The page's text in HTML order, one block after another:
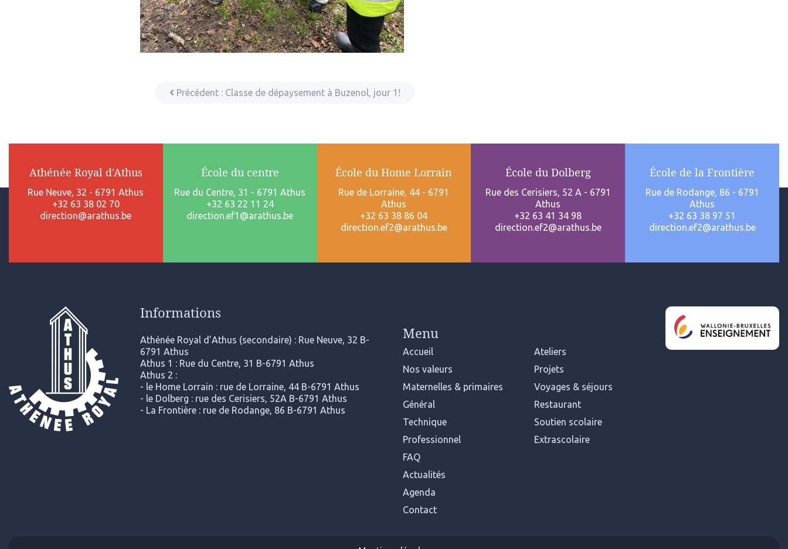
Précédent : Classe de dépaysement à Buzenol, jour 1!
Athénée Royal d'Athus
Rue Neuve, 32 - 6791 Athus
+32 63 38 02 70
direction@arathus.be
École du centre
Rue du Centre, 31 - 6791 Athus
+32 63 22 11 24
direction.ef1@arathus.be
École du Home Lorrain
Rue de Lorraine, 44 - 6791
Athus
+32 63 38 86 04
direction.ef2@arathus.be
École du Dolberg
Rue des Cerisiers, 52 A - 6791
Athus
+32 63 41 34 98
direction.ef2@arathus.be
École de la Frontière
Rue de Rodange, 86 - 6791
Athus
+32 63 38 97 51
direction.ef2@arathus.be
Informations
Athénée Royal d’Athus (secondaire) : Rue Neuve, 32 B-
6791 Athus
Athus 1 : Rue du Centre, 31 B-6791 Athus
Athus 2 :
- le Home Lorrain : rue de Lorraine, 44 B-6791 Athus
- le Dolberg : rue des Cerisiers, 52A B-6791 Athus
- La Frontière : rue de Rodange, 86 B-6791 Athus
Menu
Accueil
Nos valeurs
Maternelles & primaires
Général
Technique
Professionnel
FAQ
Actualités
Agenda
Contact
Ateliers
Projets
Voyages & séjours
Restaurant
Soutien scolaire
Extrascolaire